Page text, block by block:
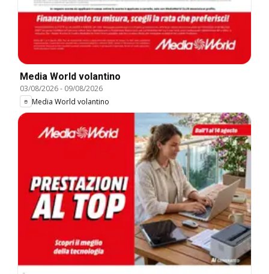
Media World volantino
03/08/2026- 09/08/2026
Media World volantino